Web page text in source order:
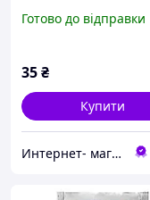
Готово до відправки
35₴
Купити
Интернет- магазин Райский Садочек